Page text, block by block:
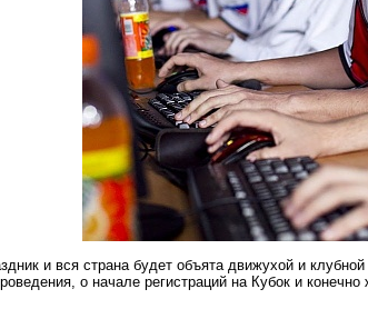
и вся страна будет объята движухой и
о начале регистраций на Кубок и